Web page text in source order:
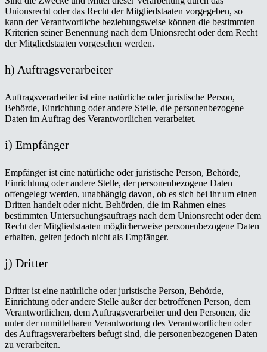
Unionsrecht oder das Recht der Mitgliedstaaten vorgegeben, so
kann der Verantwortliche beziehungsweise können die bestimmten
Kriterien seiner Benennung nach dem Unionsrecht oder dem Recht
der Mitgliedstaaten vorgesehen werden.
h) Auftragsverarbeiter
Auftragsverarbeiter ist eine natürliche oder juristische Person,
Behörde, Einrichtung oder andere Stelle, die personenbezogene
Daten im Auftrag des Verantwortlichen verarbeitet.
i) Empfänger
Empfänger ist eine natürliche oder juristische Person, Behörde,
Einrichtung oder andere Stelle, der personenbezogene Daten
offengelegt werden, unabhängig davon, ob es sich bei ihr um einen
Dritten handelt oder nicht. Behörden, die im Rahmen eines
bestimmten Untersuchungsauftrags nach dem Unionsrecht oder dem
Recht der Mitgliedstaaten möglicherweise personenbezogene Daten
erhalten, gelten jedoch nicht als Empfänger.
j) Dritter
Dritter ist eine natürliche oder juristische Person, Behörde,
Einrichtung oder andere Stelle außer der betroffenen Person, dem
Verantwortlichen, dem Auftragsverarbeiter und den Personen, die
unter der unmittelbaren Verantwortung des Verantwortlichen oder
des Auftragsverarbeiters befugt sind, die personenbezogenen Daten
zu verarbeiten.